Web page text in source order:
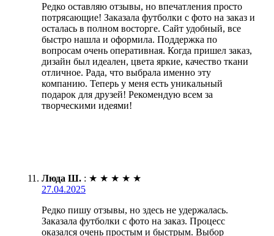
Редко оставляю отзывы, но впечатления просто
потрясающие! Заказала футболки с фото на заказ и
осталась в полном восторге. Сайт удобный, все
быстро нашла и оформила. Поддержка по
вопросам очень оперативная. Когда пришел заказ,
дизайн был идеален, цвета яркие, качество ткани
отличное. Рада, что выбрала именно эту
компанию. Теперь у меня есть уникальный
подарок для друзей! Рекомендую всем за
творческими идеями!
Люда Ш. : ★ ★ ★ ★ ★
27.04.2025
Редко пишу отзывы, но здесь не удержалась.
Заказала футболки с фото на заказ. Процесс
оказался очень простым и быстрым. Выбор